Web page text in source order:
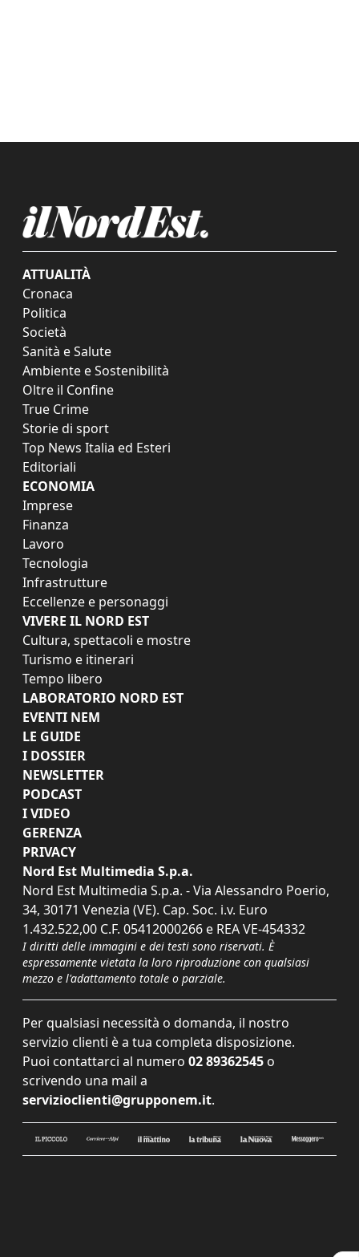
ATTUALITÀ
Cronaca
Politica
Società
Sanità e Salute
Ambiente e Sostenibilità
Oltre il Confine
True Crime
Storie di sport
Top News Italia ed Esteri
Editoriali
ECONOMIA
Imprese
Finanza
Lavoro
Tecnologia
Infrastrutture
Eccellenze e personaggi
VIVERE IL NORD EST
Cultura, spettacoli e mostre
Turismo e itinerari
Tempo libero
LABORATORIO NORD EST
EVENTI NEM
LE GUIDE
I DOSSIER
NEWSLETTER
PODCAST
I VIDEO
GERENZA
PRIVACY
Nord Est Multimedia S.p.a.
Nord Est Multimedia S.p.a. - Via Alessandro Poerio,
34, 30171 Venezia (VE). Cap. Soc. i.v. Euro
1.432.522,00 C.F. 05412000266 e REA VE-454332
I diritti delle immagini e dei testi sono riservati. È
espressamente vietata la loro riproduzione con qualsiasi
mezzo e l'adattamento totale o parziale.
Per qualsiasi necessità o domanda, il nostro
servizio clienti è a tua completa disposizione.
Puoi contattarci al numero 02 89362545 o
scrivendo una mail a
servizioclienti@grupponem.it.